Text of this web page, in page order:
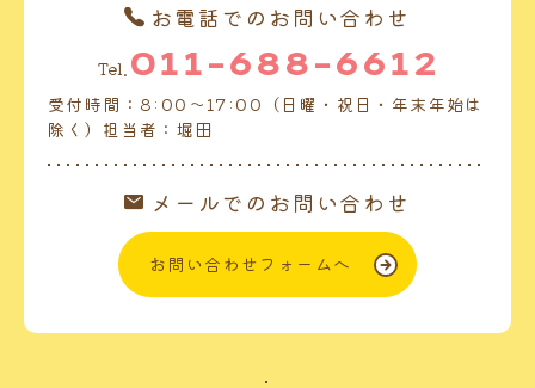
お電話でのお問い合わせ
Tel. 011-688-6612
受付時間：8:00～17:00（日曜・祝日・年末年始は
除く）担当者：堀田
メールでのお問い合わせ
お問い合わせフォームへ